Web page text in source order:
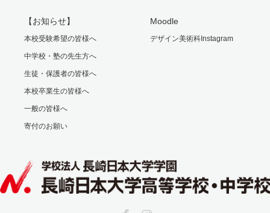
【お知らせ】
本校受験希望の皆様へ
中学校・塾の先生方へ
生徒・保護者の皆様へ
本校卒業生の皆様へ
一般の皆様へ
寄付のお願い
Moodle
デザイン美術科Instagram